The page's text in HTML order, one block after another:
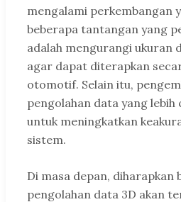
mengalami perkembangan
beberapa tantangan yang
adalah mengurangi ukuran
agar dapat diterapkan
otomotif. Selain itu,
pengolahan data yang
untuk meningkatkan
sistem.
Di masa depan, diharapkan
pengolahan data 3D akan